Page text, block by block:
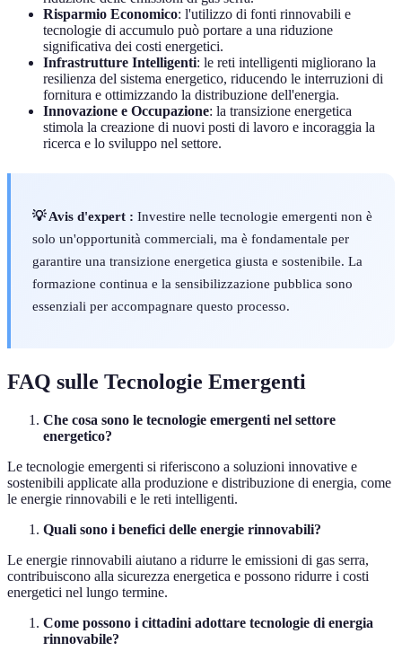
Risparmio Economico: l'utilizzo di fonti rinnovabili e
tecnologie di accumulo può portare a una riduzione
significativa dei costi energetici.
Infrastrutture Intelligenti: le reti intelligenti migliorano la
resilienza del sistema energetico, riducendo le interruzioni di
fornitura e ottimizzando la distribuzione dell'energia.
Innovazione e Occupazione: la transizione energetica
stimola la creazione di nuovi posti di lavoro e incoraggia la
ricerca e lo sviluppo nel settore.
💡 Avis d'expert : Investire nelle tecnologie emergenti non è
solo un'opportunità commerciali, ma è fondamentale per
garantire una transizione energetica giusta e sostenibile. La
formazione continua e la sensibilizzazione pubblica sono
essenziali per accompagnare questo processo.
FAQ sulle Tecnologie Emergenti
Che cosa sono le tecnologie emergenti nel settore
energetico?
Le tecnologie emergenti si riferiscono a soluzioni innovative e
sostenibili applicate alla produzione e distribuzione di energia, come
le energie rinnovabili e le reti intelligenti.
Quali sono i benefici delle energie rinnovabili?
Le energie rinnovabili aiutano a ridurre le emissioni di gas serra,
contribuiscono alla sicurezza energetica e possono ridurre i costi
energetici nel lungo termine.
Come possono i cittadini adottare tecnologie di energia
rinnovabile?